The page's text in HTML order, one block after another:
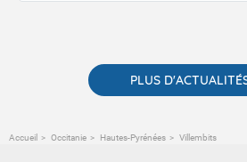
PLUS
Accueil Occitanie Hautes-Pyrénées Villembits